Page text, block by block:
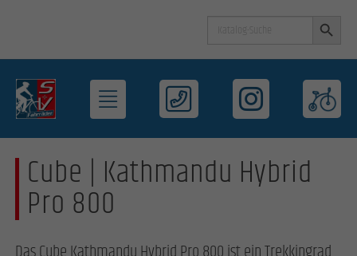
Cube | Kathmandu Hybrid
Pro 800